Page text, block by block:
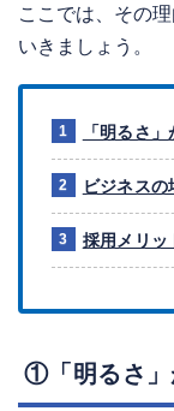
ここでは、その
いきましょう。
「明るさ
ビジネス
採用メリッ
①「明るさ」